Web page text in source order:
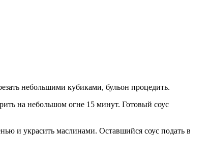
небольшими кубиками, бульон процедить.
на небольшом огне 15 минут. Готовый соус
и украсить маслинами. Оставшийся соус подать в